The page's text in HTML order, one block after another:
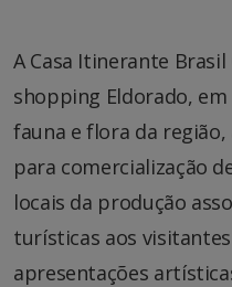
A Casa Itinerante
shopping Eldorado,
fauna e flora da
para comercialização
locais da produção
turísticas aos
apresentações